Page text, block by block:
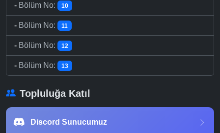
- Bölüm No: 10
- Bölüm No: 11
- Bölüm No: 12
- Bölüm No: 13
Topluluğa Katıl
Discord Sunucumuz